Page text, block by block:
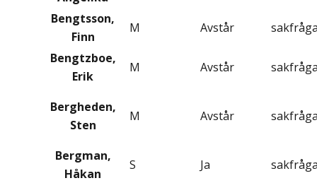
Bengtsson,
Finn
M Avstår
Bengtzboe,
Erik
M Avstår
Bergheden,
Sten
M Avstår
Bergman,
Håkan
S Ja